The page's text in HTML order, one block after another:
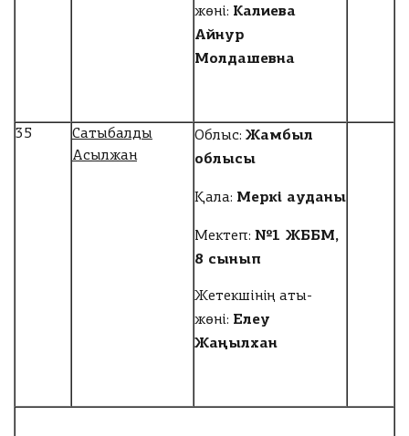
жөні: Калиева
Айнур
Молдашевна
35
Сатыбалды
Асылжан
Облыс: Жамбыл
облысы
Қала: Меркі ауданы
Мектеп: №1 ЖББМ,
8 сынып
Жетекшінің аты-
жөні: Елеу
Жаңылхан